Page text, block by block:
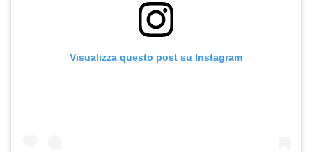
Visualizza questo post su Instagram